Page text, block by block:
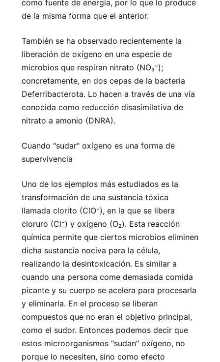
como fuente de energía, por lo que lo produce
de la misma forma que el anterior.
También se ha observado recientemente la
liberación de oxígeno en una especie de
microbios que respiran nitrato (NO₃⁻);
concretamente, en dos cepas de la bacteria
Deferribacterota. Lo hacen a través de una vía
conocida como reducción disasimilativa de
nitrato a amonio (DNRA).
Cuando "sudar" oxígeno es una forma de
supervivencia
Uno de los ejemplos más estudiados es la
transformación de una sustancia tóxica
llamada clorito (ClO⁻), en la que se libera
cloruro (Cl⁻) y oxígeno (O₂). Esta reacción
química permite que ciertos microbios eliminen
dicha sustancia nociva para la célula,
realizando la desintoxicación. Es similar a
cuando una persona come demasiada comida
picante y su cuerpo se acelera para procesarla
y eliminarla. En el proceso se liberan
compuestos que no eran el objetivo principal,
como el sudor. Entonces podemos decir que
estos microorganismos "sudan" oxígeno, no
porque lo necesiten, sino como efecto